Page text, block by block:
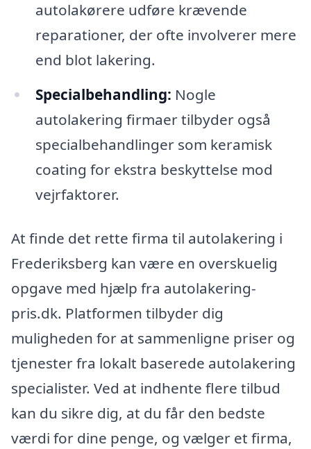
autolakørere udføre krævende
reparationer, der ofte involverer mere
end blot lakering.
Specialbehandling: Nogle
autolakering firmaer tilbyder også
specialbehandlinger som keramisk
coating for ekstra beskyttelse mod
vejrfaktorer.
At finde det rette firma til autolakering i
Frederiksberg kan være en overskuelig
opgave med hjælp fra autolakering-
pris.dk. Platformen tilbyder dig
muligheden for at sammenligne priser og
tjenester fra lokalt baserede autolakering
specialister. Ved at indhente flere tilbud
kan du sikre dig, at du får den bedste
værdi for dine penge, og vælger et firma,